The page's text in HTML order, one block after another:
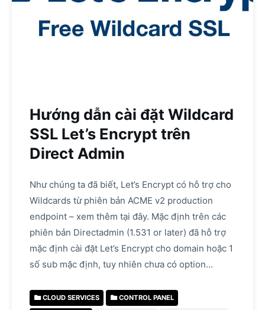
Hướng dẫn cài đặt Wildcard
SSL Let’s Encrypt trên
Direct Admin
Như chúng ta đã biết, Let’s Encrypt có hỗ trợ cho
Wildcards từ phiên bản ACME v2 production
endpoint – xem thêm tại đây. Mặc định trên các
phiên bản Directadmin (1.531 or later) đã hỗ trợ
mặc định cài đặt Let’s Encrypt cho domain hoặc 1
số sub mặc định, tuy nhiên chưa có option…
CLOUD SERVICES CONTROL PANEL